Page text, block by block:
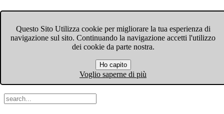
Questo Sito Utilizza cookie per migliorare la tua esperienza di
navigazione sul sito. Continuando la navigazione accetti l'utilizzo
dei cookie da parte nostra.
Ho capito
Voglio saperne di più
Menu